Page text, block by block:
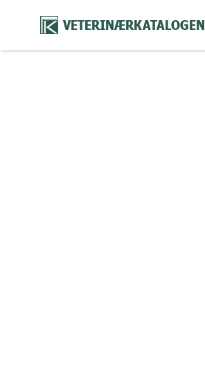
VETERINÆRKATALOGEN